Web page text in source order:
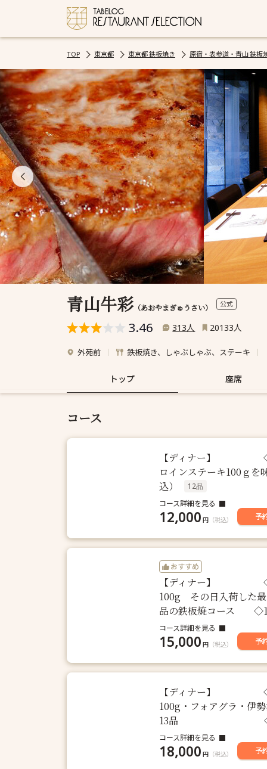
TOP 東京都 東京都 鉄板焼き 原宿・表参道・青山 鉄板
青山牛彩（あおやまぎゅうさい） 公式
3.46 313人 20133人
外苑前 鉄板焼き、しゃぶしゃぶ、ステーキ
トップ 座席
コース
【ディナー】 ◇
ロインステーキ100ｇ
込）
12品
コース詳細を見る
12,000 円 （税込） 予
おすすめ
【ディナー】 ◇
100g その日入荷した
品の鉄板焼コース
コース詳細を見る
15,000 円 （税込） 予
【ディナー】 ◇ス
100g・フォアグラ・伊
13品 ◇19,800
コース詳細を見る
18,000 円 （税込） 予